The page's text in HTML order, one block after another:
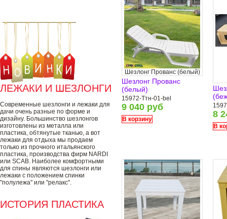
ЛЕЖАКИ И ШЕЗЛОНГИ
Современные шезлонги и лежаки для
дачи очень разные по форме и
дизайну. Большинство шезлонгов
изготовлены из металла или
пластика, обтянутые тканью, а вот
лежаки для отдыха мы продаем
только из прочного итальянского
пластика, производства фирм NARDI
или SCAB. Наиболее комфортными
для спины являются шезлонги или
лежаки с положением спинки
"полулежа" или "релакс".
ИСТОРИЯ ПЛАСТИКА
Шезлонг Прованс (белый)
Шезлонг Прованс
(белый)
15972-Ттн-01-bel
9 040 руб
В корзину 8
В